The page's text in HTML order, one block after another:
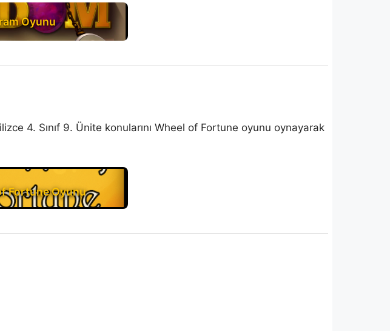
Oyunu
4. Sınıf 9. Ünite konularını Wheel of Fortune oyunu oynayarak
Fortune Oyunu